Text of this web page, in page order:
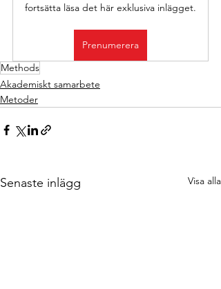
fortsätta läsa det här exklusiva inlägget.
Prenumerera
Methods
Akademiskt samarbete
Metoder
Senaste inlägg Visa alla